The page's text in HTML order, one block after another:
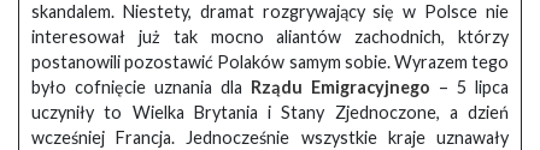
skandalem. Niestety, dramat rozgrywający się w Polsce nie
interesował już tak mocno aliantów zachodnich, którzy
postanowili pozostawić Polaków samym sobie. Wyrazem tego
było cofnięcie uznania dla Rządu Emigracyjnego – 5 lipca
uczyniły to Wielka Brytania i Stany Zjednoczone, a dzień
wcześniej Francja. Jednocześnie wszystkie kraje uznawały